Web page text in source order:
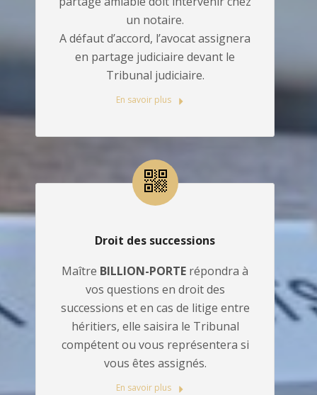
un notaire.
A défaut d’accord, l’avocat assignera
en partage judiciaire devant le
Tribunal judiciaire.
En savoir plus
Droit des successions
Maître BILLION-PORTE répondra à
vos questions en droit des
successions et en cas de litige entre
héritiers, elle saisira le Tribunal
compétent ou vous représentera si
vous êtes assignés.
En savoir plus